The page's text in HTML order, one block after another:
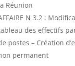
Réunion
N 3.2 :
des effectifs
postes – Création
permanent